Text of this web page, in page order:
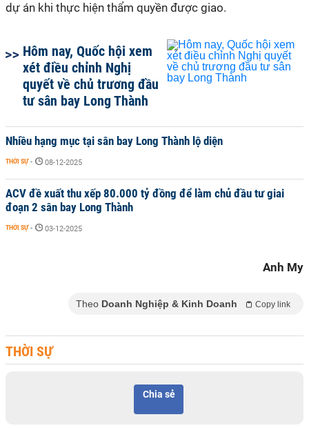
dự án khi thực hiện thẩm quyền được giao.
Hôm nay, Quốc hội xem
xét điều chỉnh Nghị
quyết về chủ trương đầu
tư sân bay Long Thành
Nhiều hạng mục tại sân bay Long Thành lộ diện
THỜI SỰ - 08-12-2025
ACV đề xuất thu xếp 80.000 tỷ đồng để làm chủ đầu tư giai
đoạn 2 sân bay Long Thành
THỜI SỰ - 03-12-2025
Anh My
Theo Doanh Nghiệp & Kinh Doanh Copy link
THỜI SỰ
Chia sẻ